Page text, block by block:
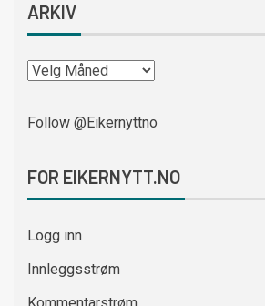
ARKIV
Follow @Eikernyttno
FOR EIKERNYTT.NO
Logg inn
Innleggsstrøm